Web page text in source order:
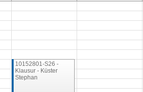
10152801-S26 -
Klausur - Küster
Stephan